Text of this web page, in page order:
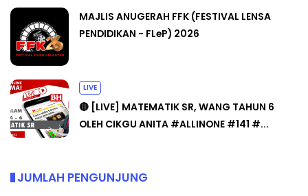
MAJLIS ANUGERAH FFK (FESTIVAL LENSA
PENDIDIKAN - FLeP) 2026
LIVE
🔴 [LIVE] MATEMATIK SR, WANG TAHUN 6
OLEH CIKGU ANITA #ALLINONE #141 #...
JUMLAH PENGUNJUNG